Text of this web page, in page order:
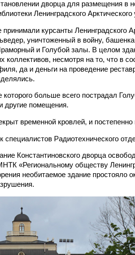
дворца для размещения в
Ленинградского
курсанты Ленинградского
уничтоженный в войну,
и Голубой залы. В целом
коллективов, несмотря на то, что в
да и деньги на проведение
больше всего пострадал
другие помещения.
временной кровлей, и
специалистов Радиотехнического
Константиновского дворца
«Региональному обществу
необитаемое здание простояло